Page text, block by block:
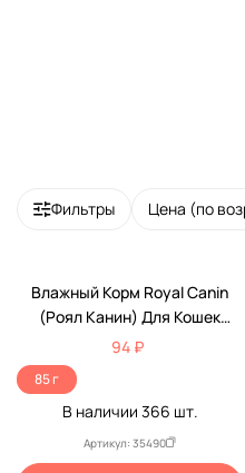
Фильтры Цена (по
Влажный Корм Royal Canin
(Роял Канин) Для Кошек
Аппетитные Кусочки В Желе
Feline Health Nutrition
Instinctive Jelly 85г
94 ₽
85 г
В наличии 366 шт.
Артикул: 35490